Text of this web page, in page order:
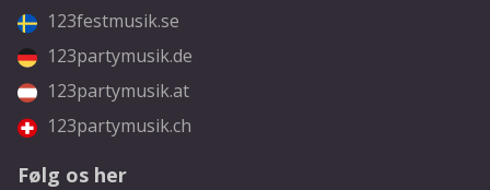
123festmusik.se
123partymusik.de
123partymusik.at
123partymusik.ch
Følg os her